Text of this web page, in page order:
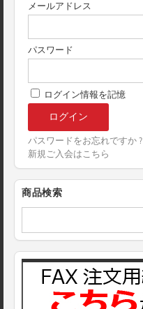
メールアドレス
パスワード
ログイン情報を記憶
パスワードをお忘れですか ?
新規ご入会はこちら
商品検索